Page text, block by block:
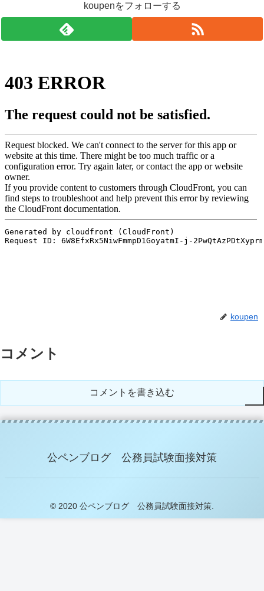
koupenをフォローする
koupen
コメント
コメントを書き込む
公ペンブログ 公務員試験面接対策
© 2020 公ペンブログ 公務員試験面接対策.